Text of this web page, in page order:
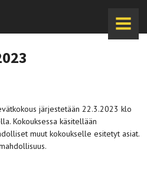
MENU
järjestetään 22.3.2023 klo
Kokouksessa käsitellään
muut kokoukselle esitetyt asiat.